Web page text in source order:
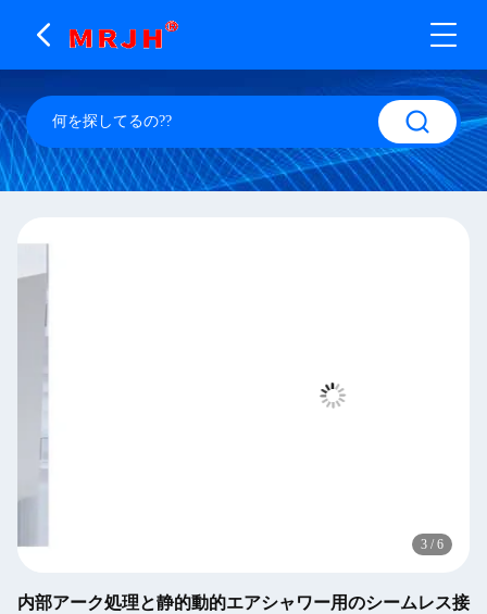
3 / 6
内部アーク処理と静的動的エアシャワー用のシームレス接